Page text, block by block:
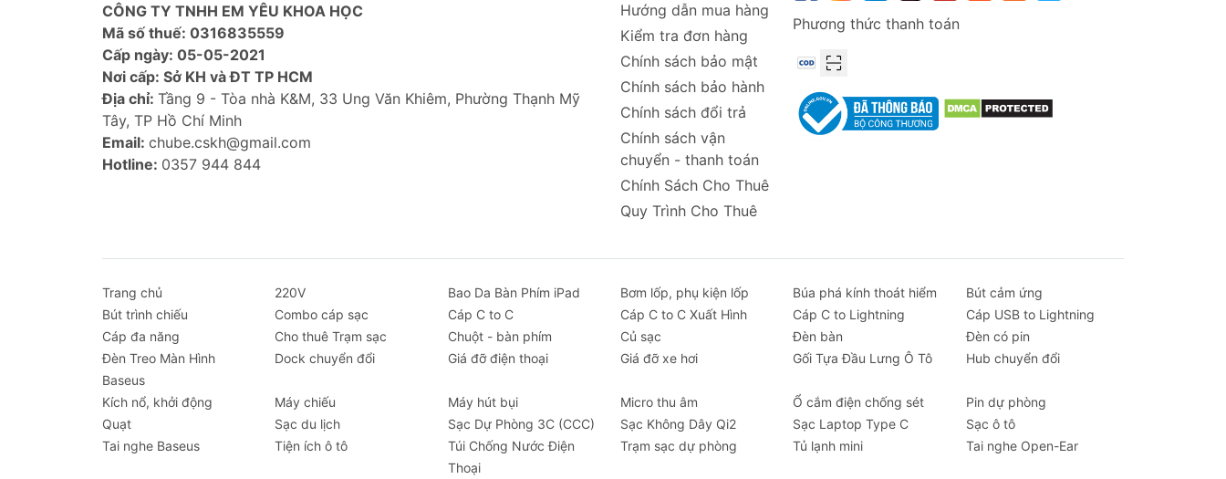
Total Output: 120W
Kích thước: 101*26mm
Màu sắc: Đen
Trọng lượng: 45g
Tính năng nổi bật
Công suất 120W, sạc nhanh cho nhiều thiết bị cùng lúc.
Hỗ trợ nhiều chuẩn sạc nhanh: Quick Charge QC3.0/4.0, Power Delivery, PPS, SPC,...
Thiết kế hiện đại, chất liệu hợp kim nhôm và nhựa ABS + PC cao cấp.
Phù hợp với nhiều loại xe với điện áp ngõ vào 12V - 24V.
Ảnh sản phẩm
CÔNG TY TNHH EM YÊU KHOA HỌC
Mã số thuế: 0316835559
Cấp ngày: 05-05-2021
Nơi cấp: Sở KH và ĐT TP HCM
Địa chỉ: Tầng 9 - Tòa nhà K&M, 33 Ung Văn Khiêm, Phường Thạnh Mỹ
Tây, TP Hồ Chí Minh
Email: chube.cskh@gmail.com
Hotline: 0357 944 844
Hướng dẫn mua hàng
Kiểm tra đơn hàng
Chính sách bảo mật
Chính sách bảo hành
Chính sách đổi trả
Chính sách vận
chuyển - thanh toán
Chính Sách Cho Thuê
Quy Trình Cho Thuê
Phương thức thanh toán
Trang chủ 220V Bao Da Bàn Phím iPad Bơm lốp, phụ kiện lốp Búa phá kính thoát hiểm
Bút cảm ứng
Bút trình chiếu
Combo cáp sạc Cáp C to C Cáp C to C Xuất Hình Cáp C to Lightning
Cáp USB to Lightning
Cáp đa năng
Cho thuê Trạm sạc Chuột - bàn phím Củ sạc Đèn bàn
Đèn có pin
Đèn Treo Màn Hình
Baseus
Dock chuyển đổi Giá đỡ điện thoại Giá đỡ xe hơi Gối Tựa Đầu Lưng Ô Tô Hub chuyển đổi
Kích nổ, khởi động Máy chiếu Máy hút bụi Micro thu âm Ổ cắm điện chống sét
Pin dự phòng
Quạt
Sạc du lịch Sạc Dự Phòng 3C (CCC) Sạc Không Dây Qi2 Sạc Laptop Type C
Sạc ô tô
Tai nghe Baseus
Tiện ích ô tô
Túi Chống Nước Điện
Thoại
Trạm sạc dự phòng Tủ lạnh mini Tai nghe Open-Ear